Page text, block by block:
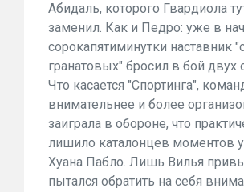
Абидаль, которого Гвардиола
заменил. Как и Педро: уже в
сорокапятиминутки наставник
гранатовых" бросил в бой двух
Что касается "Спортинга",
внимательнее и более
заиграла в обороне, что
лишило каталонцев моментов
Хуана Пабло. Лишь Вилья
пытался обратить на себя